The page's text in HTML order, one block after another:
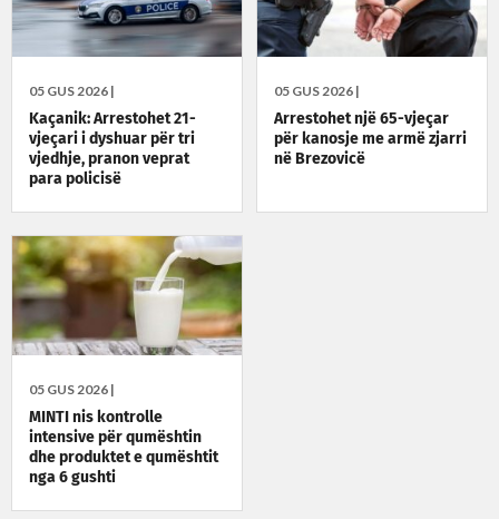
05 GUS 2026 |
Kaçanik: Arrestohet 21-
vjeçari i dyshuar për tri
vjedhje, pranon veprat
para policisë
05 GUS 2026 |
Arrestohet një 65-vjeçar
për kanosje me armë zjarri
në Brezovicë
05 GUS 2026 |
MINTI nis kontrolle
intensive për qumështin
dhe produktet e qumështit
nga 6 gushti